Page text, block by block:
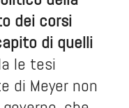
dei corsi
di quelli
le tesi
di Meyer non